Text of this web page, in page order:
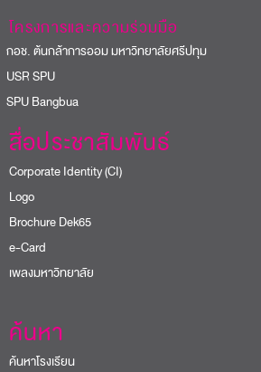
โครงการและความร่วมมือ
ช. ต้นกล้าการออม มหาวิทยาลัยศรีปทุม
SPU
Bangbua
สื่อประชาสัมพันธ์
Corporate Identity (CI)
Logo
Brochure Dek65
e-Card
เพลงมหาวิทยาลัย
ค้นหา
ค้นหาโรงเรียน